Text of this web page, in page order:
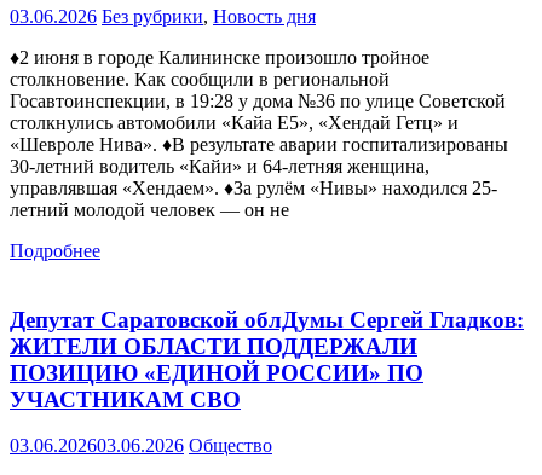
03.06.2026 Без рубрики, Новость дня
♦️2 июня в городе Калининске произошло тройное
столкновение. Как сообщили в региональной
Госавтоинспекции, в 19:28 у дома №36 по улице Советской
столкнулись автомобили «Кайа Е5», «Хендай Гетц» и
«Шевроле Нива». ♦️В результате аварии госпитализированы
30-летний водитель «Кайи» и 64-летняя женщина,
управлявшая «Хендаем». ♦️За рулём «Нивы» находился 25-
летний молодой человек — он не
Подробнее
Депутат Саратовской облДумы Сергей Гладков:
ЖИТЕЛИ ОБЛАСТИ ПОДДЕРЖАЛИ
ПОЗИЦИЮ «ЕДИНОЙ РОССИИ» ПО
УЧАСТНИКАМ СВО
03.06.202603.06.2026 Общество